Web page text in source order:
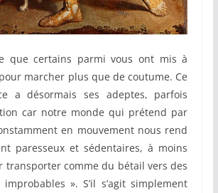
que certains parmi vous ont mis à
marcher plus que de coutume. Ce
a désormais ses adeptes, parfois
car notre monde qui prétend par
en mouvement nous rend
paresseux et sédentaires, à moins
transporter comme du bétail vers des
». S’il s’agit simplement